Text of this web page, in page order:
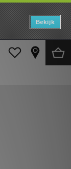
Bekijk